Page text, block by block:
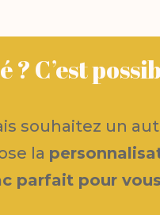
C’est
souhaitez un
la
parfait pour vous